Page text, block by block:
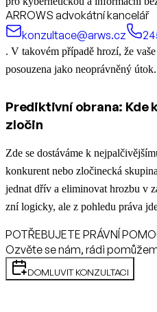
ARROWS advokátní kancelář
konzultace@arws.cz
. V takovém případě hrozí, že
posouzena jako neoprávněný útok.
Prediktivní obrana: Kde
zločin
Zde se dostáváme k
konkurent nebo zločinecká
jednat dřív a eliminovat hrozbu v
zní logicky, ale z pohledu práva
POTŘEBUJETE PRÁVNÍ
Ozvěte se nám, rádi
DOMLUVIT KONZULTACI